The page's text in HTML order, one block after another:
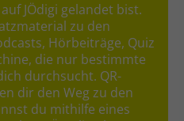
JÖdigi gelandet bist.
zu den
Hörbeiträge, Quiz
die nur bestimmte
durchsucht. QR-
dir den Weg zu den
du mithilfe eines